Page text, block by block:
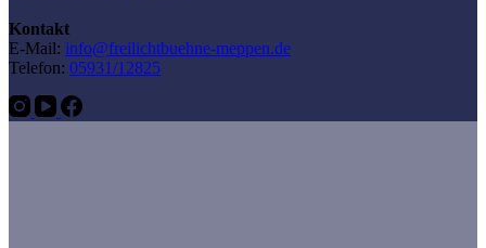
Kontakt
E-Mail: info@freilichtbuehne-meppen.de
Telefon: 05931/12825